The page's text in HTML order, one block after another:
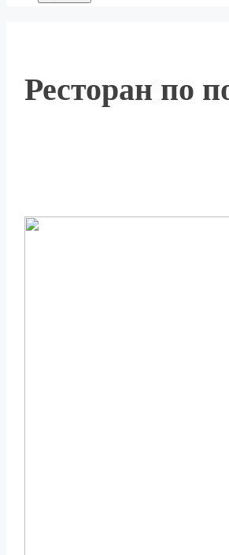
Ресторан по